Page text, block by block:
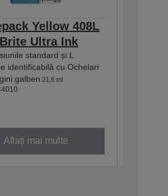
Yellow 408L
Ultra Ink
standard și L
identificabilă cu Ochelari
galben 21,6 ml
Aflați mai multe